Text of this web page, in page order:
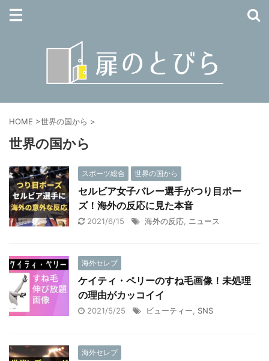
HOME >世界の国から >
世界の国から
スポーツ総合 世界の国から
セルビア女子バレー選手がつり目ポー
ズ！海外の反応に見た本音
2021/6/15 海外の反応, ニュース
海外セレブ
ケイティ・ペリーのすね毛画像！未処理
の理由がカッコイイ
2021/5/25 ビューティー, SNS
海外セレブ